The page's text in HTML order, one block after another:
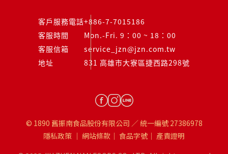
客戶服務電話+886-7-7015186
客服時間
Mon.-Fri. 9：00 ~ 18：00
客服信箱
service_jzn@jzn.com.tw
地址
831 高雄市大寮區捷西路298號
© 1890 舊振南食品股份有限公司 ／ 統一編號 27386978
隱私政策 ｜ 網站條款 ｜ 食品字號 ｜ 產責證明